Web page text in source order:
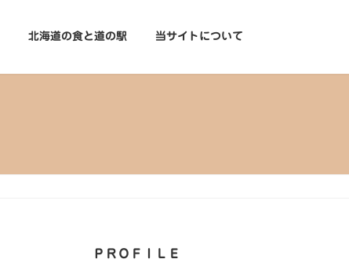
北海道の食と道の駅 当サイトについて
ＰＲＯＦＩＬＥ